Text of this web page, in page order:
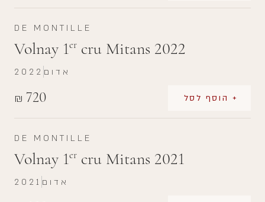
DE MONTILLE
Volnay 1er cru Mitans 2022
₪ 720 + הוסף לסל
2022 אדום
DE MONTILLE
Volnay 1er cru Mitans 2021
2021 אדום